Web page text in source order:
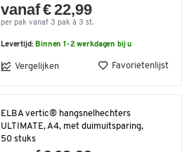
vanaf € 22,99
per pak vanaf 3 pak à 3 st.
Levertijd:Binnen 1-2 werkdagen bij u
Vergelijken Favorietenlijst
ELBA vertic® hangsnelhechters
ULTIMATE, A4, met duimuitsparing,
50 stuks